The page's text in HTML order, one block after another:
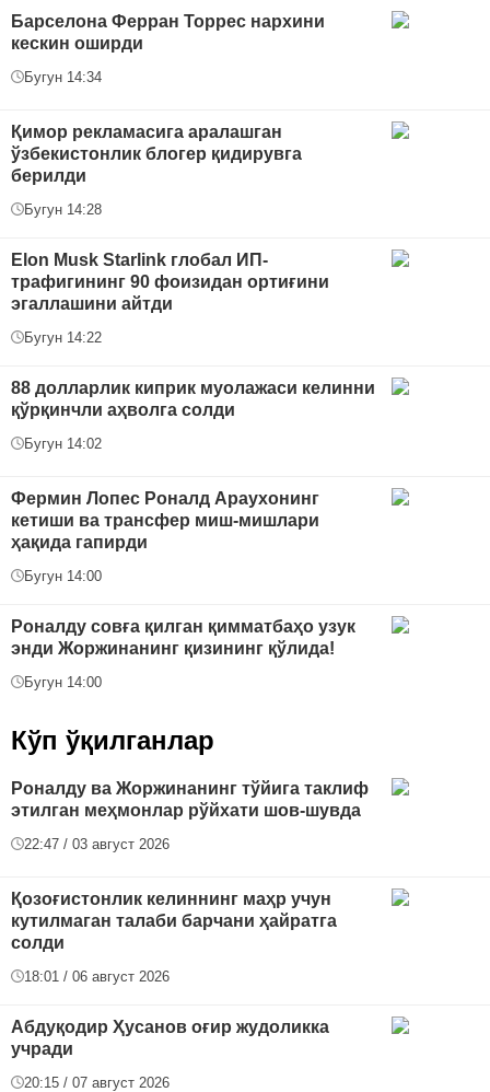
Барселона Ферран Торрес нархини
кескин оширди
Бугун 14:34
Қимор рекламасига аралашган
ўзбекистонлик блогер қидирувга
берилди
Бугун 14:28
Elon Musk Starlink глобал ИП-
трафигининг 90 фоизидан ортиғини
эгаллашини айтди
Бугун 14:22
88 долларлик киприк муолажаси келинни
қўрқинчли аҳволга солди
Бугун 14:02
Фермин Лопес Роналд Араухонинг
кетиши ва трансфер миш-мишлари
ҳақида гапирди
Бугун 14:00
Роналду совға қилган қимматбаҳо узук
энди Жоржинанинг қизининг қўлида!
Бугун 14:00
Кўп ўқилганлар
Роналду ва Жоржинанинг тўйига таклиф
этилган меҳмонлар рўйхати шов-шувда
22:47 / 03 август 2026
Қозоғистонлик келиннинг маҳр учун
кутилмаган талаби барчани ҳайратга
солди
18:01 / 06 август 2026
Абдуқодир Ҳусанов оғир жудоликка
учради
20:15 / 07 август 2026